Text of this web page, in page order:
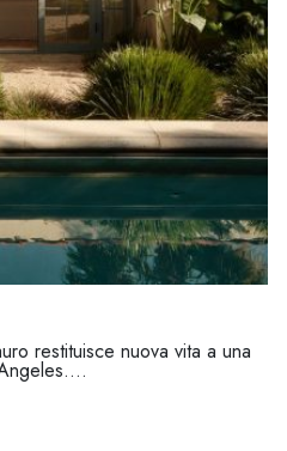
restituisce nuova vita a una